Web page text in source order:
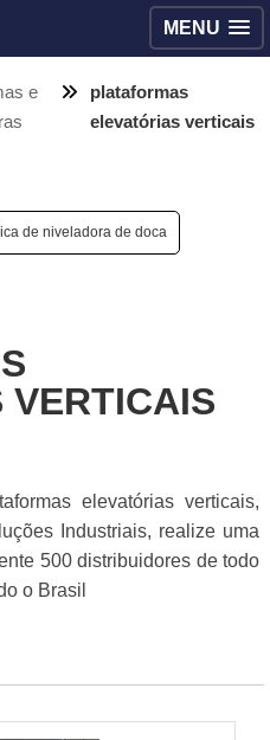
MENU
e
plataformas
elevatórias verticais
de niveladora de doca
VERTICAIS
elevatórias verticais,
Industriais, realize uma
500 distribuidores de todo
o Brasil